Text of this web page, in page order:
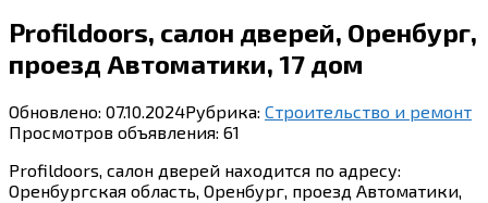
Profildoors, салон дверей, Оренбург,
проезд Автоматики, 17 дом
Обновлено: 07.10.2024Рубрика: Строительство и ремонт
Просмотров объявления: 61
Profildoors, салон дверей находится по адресу:
Оренбургская область, Оренбург, проезд Автоматики,